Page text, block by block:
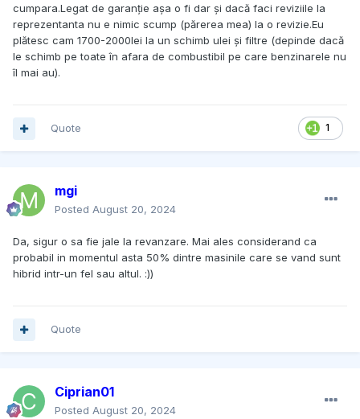
cumpara.Legat de garanție așa o fi dar și dacă faci reviziile la
reprezentanta nu e nimic scump (părerea mea) la o revizie.Eu
plătesc cam 1700-2000lei la un schimb ulei și filtre (depinde dacă
le schimb pe toate în afara de combustibil pe care benzinarele nu
îl mai au).
1
Quote
mgi
Posted August 20, 2024
Da, sigur o sa fie jale la revanzare. Mai ales considerand ca
probabil in momentul asta 50% dintre masinile care se vand sunt
hibrid intr-un fel sau altul. :))
Quote
Ciprian01
Posted August 20, 2024